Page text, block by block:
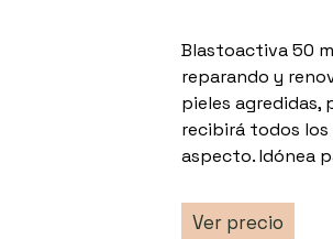
Blastoactiva 50
reparando y
pieles agredidas,
recibirá todos los
aspecto. Idónea
Ver precio